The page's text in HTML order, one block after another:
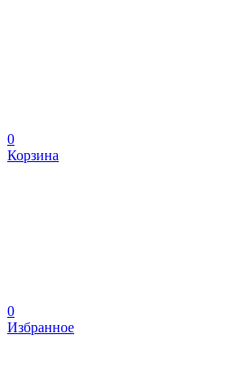
0
Корзина
0
Избранное